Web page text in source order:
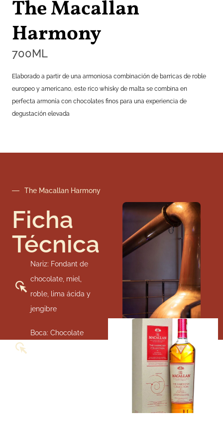
The Macallan
Harmony
700ML
Elaborado a partir de una armoniosa combinación de barricas de roble
europeo y americano, este rico whisky de malta se combina en
perfecta armonía con chocolates finos para una experiencia de
degustación elevada
The Macallan Harmony
Ficha
Técnica
Nariz: Fondant de
chocolate, miel,
roble, lima ácida y
jengibre
Boca: Chocolate